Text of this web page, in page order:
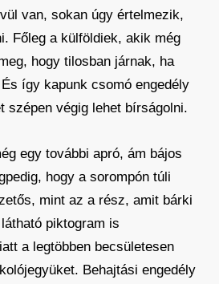
van, sokan úgy értelmezik,
Főleg a külföldiek, akik még
hogy tilosban járnak, ha
így kapunk csomó engedély
szépen végig lehet bírságolni.
egy további apró, ám bájos
hogy a sorompón túli
mint az a rész, amit bárki
piktogram is
a legtöbben becsületesen
Behajtási engedély